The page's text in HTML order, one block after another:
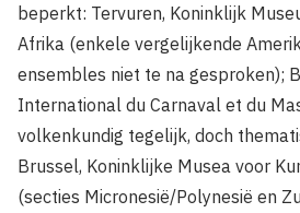
beperkt: Tervuren, Koninklijk
Afrika (enkele vergelijkende
ensembles niet te na gesproken);
International du Carnaval et du
volkenkundig tegelijk, doch
Brussel, Koninklijke Musea voor
(secties Micronesië/Polynesië en